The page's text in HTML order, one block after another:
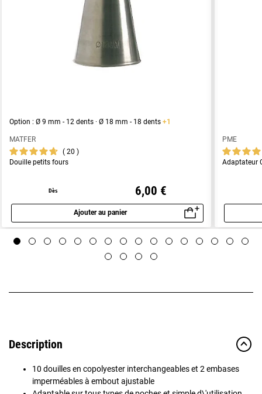
Option : Ø 9 mm - 12 dents · Ø 18 mm - 18 dents +1
MATFER
20
Douille petits fours
Dès 6,00 €
Ajouter au panier
Aperçu rapide
PME
Adaptateur
Description
10 douilles en copolyester interchangeables et 2 embases
imperméables à embout ajustable